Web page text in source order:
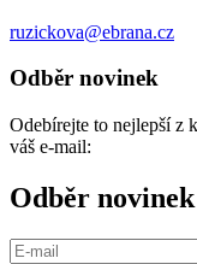
ruzickova@ebrana.cz
Odběr novinek
Odebírejte to nejlepší z
váš e-mail:
Odběr novinek